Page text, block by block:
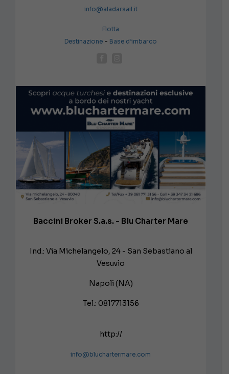
info@aladarsail.it
Flotta
Destinazione - Base d’imbarco
Baccini Broker S.a.s. - Blu Charter Mare
Ind.: Via Michelangelo, 24 - San Sebastiano al
Vesuvio
Napoli (NA)
Tel.: 0817713156
http://
info@bluchartermare.com